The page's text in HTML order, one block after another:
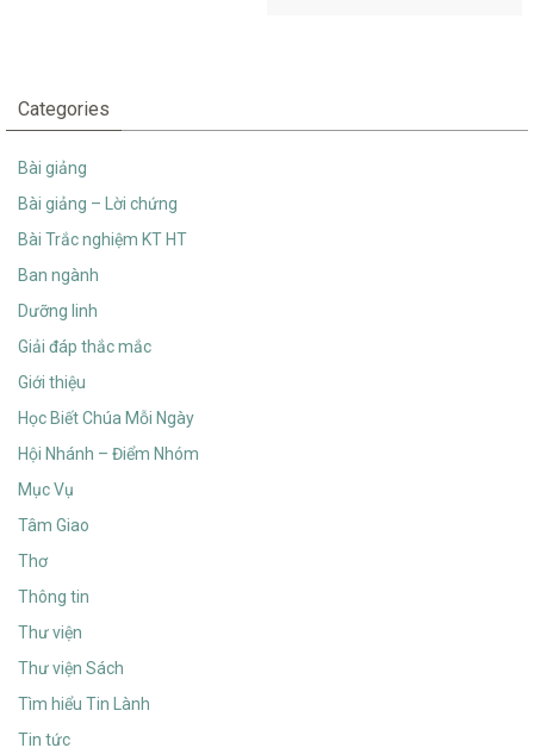
Categories
Bài giảng
Bài giảng – Lời chứng
Bài Trắc nghiệm KT HT
Ban ngành
Dưỡng linh
Giải đáp thắc mắc
Giới thiệu
Học Biết Chúa Mỗi Ngày
Hội Nhánh – Điểm Nhóm
Mục Vụ
Tâm Giao
Thơ
Thông tin
Thư viện
Thư viện Sách
Tìm hiểu Tin Lành
Tin tức